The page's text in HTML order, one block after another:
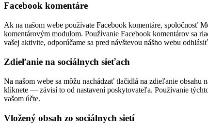
Facebook komentáre
Ak na našom webe používate Facebook komentáre, spoločnosť
komentárovým modulom. Používanie Facebook komentárov sa
vašej aktivite, odporúčame sa pred návštevou nášho webu
Zdieľanie na sociálnych sieťach
Na našom webe sa môžu nachádzať tlačidlá na zdieľanie obsahu
kliknete — závisí to od nastavení poskytovateľa. Používanie
vašom účte.
Vložený obsah zo sociálnych sietí